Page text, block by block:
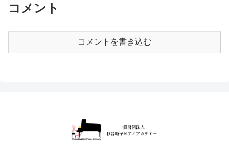
コメント
コメントを書き込む